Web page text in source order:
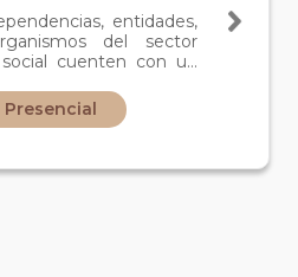
entidades,
del sector
cuenten con un
identificados y
y de respuesta
Presencial